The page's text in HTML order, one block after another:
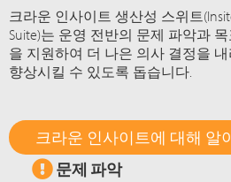
크라운 인사이트 생산성 스위트
Suite)는 운영 전반의 문제 파악과
을 지원하여 더 나은 의사 결정을
향상시킬 수 있도록 돕습니다.
크라운 인사이트에 대해 알
문제 파악